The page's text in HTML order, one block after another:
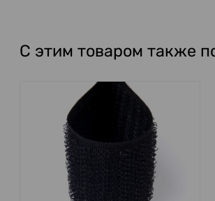
С этим товаром также